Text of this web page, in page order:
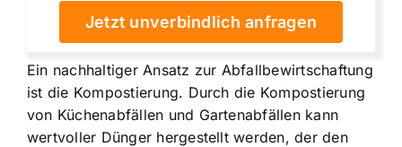
Jetzt unverbindlich anfragen
Ein nachhaltiger Ansatz zur Abfallbewirtschaftung
ist die Kompostierung. Durch die Kompostierung
von Küchenabfällen und Gartenabfällen kann
wertvoller Dünger hergestellt werden, der den